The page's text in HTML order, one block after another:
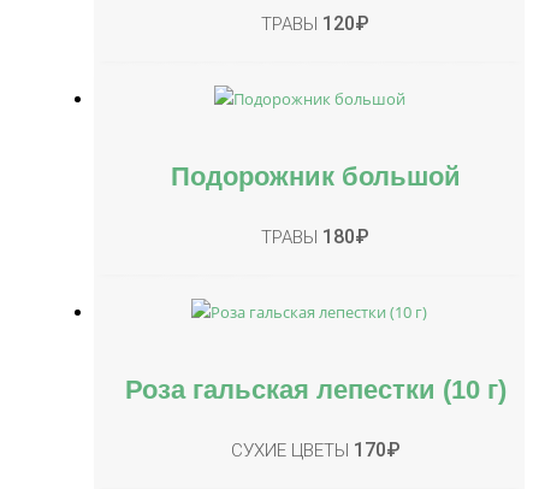
ТРАВЫ 120₽
Подорожник большой
ТРАВЫ 180₽
Роза гальская лепестки (10 г)
СУХИЕ ЦВЕТЫ 170₽